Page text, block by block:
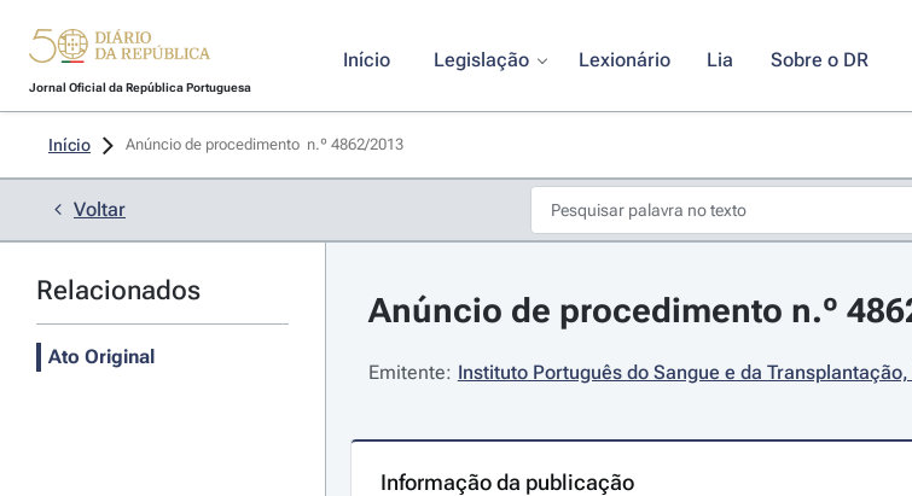
Jornal Oficial da República Portuguesa
Início Legislação Lexionário Lia Sobre o DR
Início Anúncio de procedimento  n.º 4862/2013
Voltar
Relacionados
Ato Original
Anúncio de procedimento n.º
Emitente: Instituto Português do Sangue e da Transplantação,
Informação da publicação